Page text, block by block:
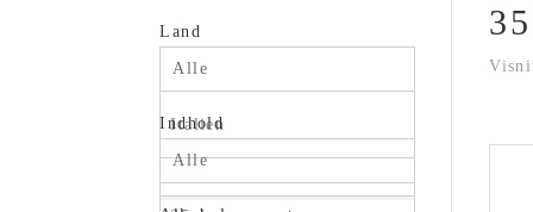
Land
Alle
Italien
Indhold
Alle